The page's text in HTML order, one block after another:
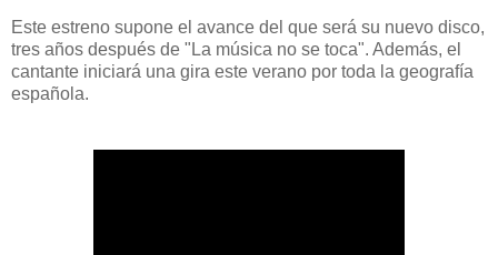
Este estreno supone el avance del que será su nuevo disco,
tres años después de "La música no se toca". Además, el
cantante iniciará una gira este verano por toda la geografía
española.